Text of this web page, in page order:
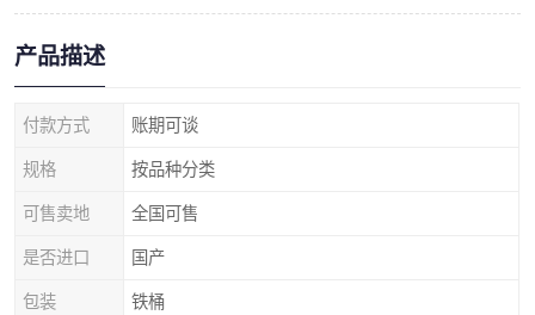
产品描述
付款方式 账期可谈
规格 按品种分类
可售卖地 全国可售
是否进口 国产
包装 铁桶